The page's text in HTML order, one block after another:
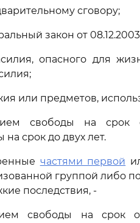
сговору;
закон от
опасного для
или предметов,
свободы на
срок до двух лет.
частями первой
группой либо
последствия, -
свободы на срок